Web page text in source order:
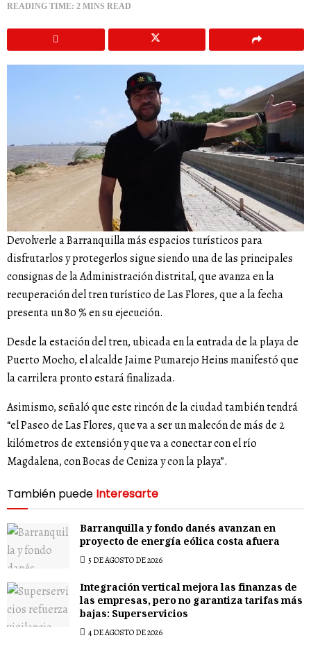
READING TIME: 2 MINS READ
Devolverle a Barranquilla más espacios turísticos para
disfrutarlos y protegerlos sigue siendo una de las principales
consignas de la Administración distrital, que avanza en la
recuperación del tren turístico de Las Flores, que a la fecha
presenta un 80 % en su ejecución.
Desde la estación del tren, ubicada en la entrada de la playa de
Puerto Mocho, el alcalde Jaime Pumarejo Heins manifestó que
la carrilera pronto estará finalizada.
Asimismo, señaló que este rincón de la ciudad también tendrá
“el Paseo de Las Flores, que va a ser un malecón de más de 2
kilómetros de extensión y que va a conectar con el río
Magdalena, con Bocas de Ceniza y con la playa”.
También puede Interesarte
Barranquilla y fondo danés avanzan en
proyecto de energía eólica costa afuera
5 DE AGOSTO DE 2026
Integración vertical mejora las finanzas de
las empresas, pero no garantiza tarifas más
bajas: Superservicios
4 DE AGOSTO DE 2026